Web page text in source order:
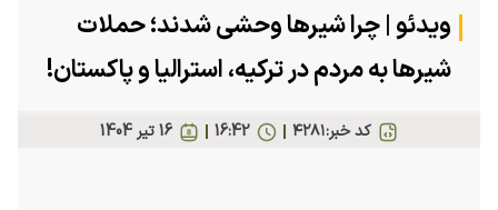
ویدئو | چرا شیرها وحشی شدند؛ حملات
شیرها به مردم در ترکیه، استرالیا و پاکستان!
کد خبر:۴۲۸۱ 16 تير 1404 16:42